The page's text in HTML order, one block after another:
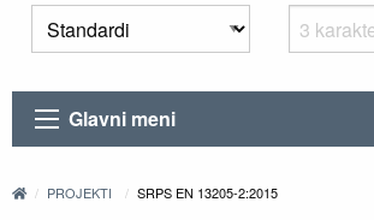
Glavni meni
PROJEKTI SRPS EN 13205-2:2015